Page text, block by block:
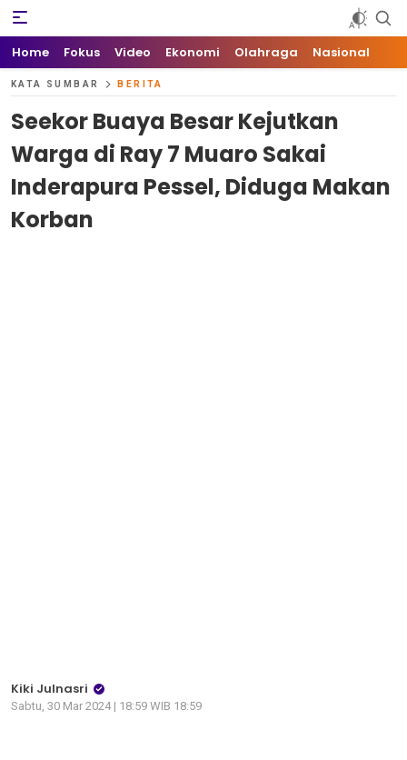
Kata Sumbar
Berita Sumbar Hari Ini
Home Fokus Video Ekonomi Olahraga Nasional
KATA SUMBAR BERITA
Seekor Buaya Besar Kejutkan
Warga di Ray 7 Muaro Sakai
Inderapura Pessel, Diduga Makan
Korban
Kiki Julnasri
Sabtu, 30 Mar 2024 | 18:59 WIB 18:59